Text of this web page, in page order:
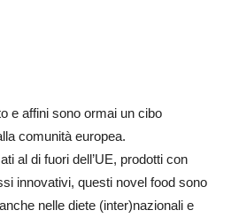
e affini sono ormai un cibo
comunità europea.
al di fuori dell’UE, prodotti con
innovativi, questi novel food sono
nelle diete (inter)nazionali e